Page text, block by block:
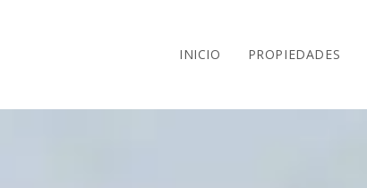
INICIO PROPIEDADES